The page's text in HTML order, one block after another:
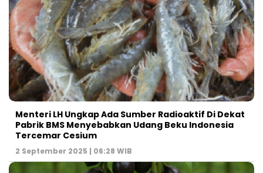
Menteri LH Ungkap Ada Sumber Radioaktif Di Dekat
Pabrik BMS Menyebabkan Udang Beku Indonesia
Tercemar Cesium
2 September 2025 | 06:28 WIB